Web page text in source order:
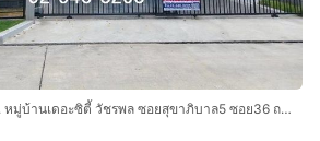
บ้านเดี่ยว 2 ชั้น 67.1 ตร.ว. หมู่บ้านเดอะซิตี้ วัชรพล ซอยสุขาภิบาล5 ซอย36 ถนนรามอินทรา ถนนสุขาภิบาล5 เขตสายไหม กรุงเทพมหานคร